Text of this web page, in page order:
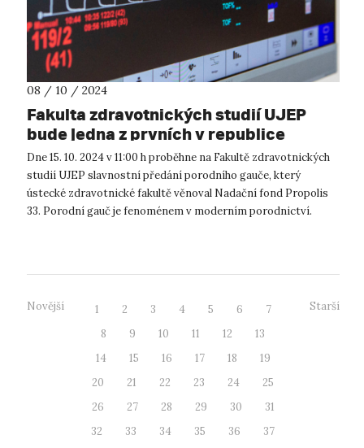
08 / 10 / 2024
Fakulta zdravotnických studií UJEP
bude jedna z prvních v republice
využívat k výuce porodní gauč
Dne 15. 10. 2024 v 11:00 h proběhne na Fakultě zdravotnických
studií UJEP slavnostní předání porodního gauče, který
ústecké zdravotnické fakultě věnoval Nadační fond Propolis
33. Porodní gauč je fenoménem v moderním porodnictví.
Novější 1 2 3 4 5 6
7
8
9 10 11 12
13
14
15 16 17 18
19
20
21 22 23 24
25
26
27 28 29 30
31
32
33 34 35 36
37
Starší